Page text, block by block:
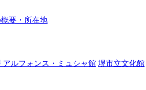
要・所在地
アルフォンス・ミュシャ館 堺市立文化館